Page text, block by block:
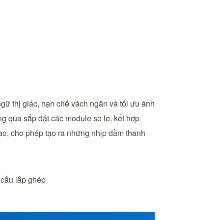
thị giác, hạn chế vách ngăn và tối ưu ánh
qua sắp đặt các module so le, kết hợp
cho phép tạo ra những nhịp dầm thanh
lắp ghép